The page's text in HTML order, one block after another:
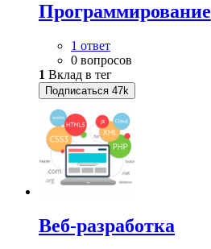
Программирование
1 ответ
0 вопросов
1 Вклад в тег
Подписаться 47k
Веб-разработка